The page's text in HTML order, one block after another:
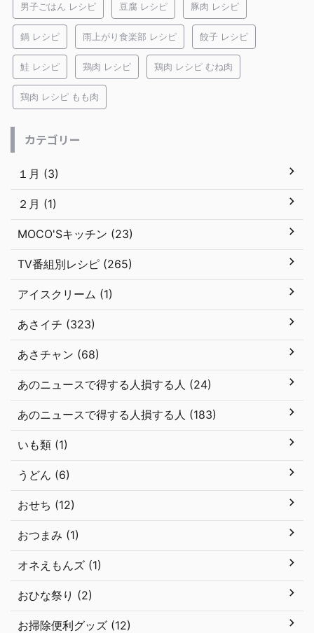
男子ごはん レシピ 豆腐 レシピ 豚肉 レシピ
鍋 レシピ 雨上がり食楽部 レシピ 餃子 レシピ
鮭 レシピ 鶏肉 レシピ 鶏肉 レシピ むね肉
鶏肉 レシピ もも肉
カテゴリー
１月 (3)
２月 (1)
MOCO'Sキッチン (23)
TV番組別レシピ (265)
アイスクリーム (1)
あさイチ (323)
あさチャン (68)
あのニュースで得する人損する人 (24)
あのニュースで得する人損する人 (183)
いも類 (1)
うどん (6)
おせち (12)
おつまみ (1)
オネえもんズ (1)
おひな祭り (2)
お掃除便利グッズ (12)